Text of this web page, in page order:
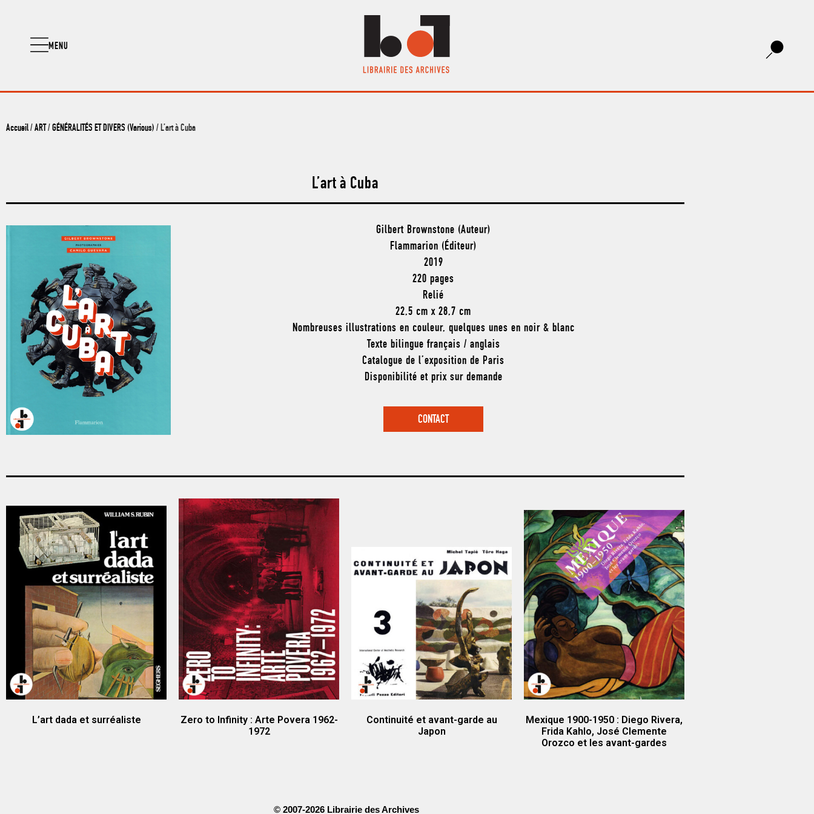
MENU
Accueil/ ART / GÉNÉRALITÉS ET DIVERS (Various) / L’art à Cuba
L’art à Cuba
Gilbert Brownstone (Auteur)
Flammarion (Éditeur)
2019
220 pages
Relié
22,5 cm x 28,7 cm
Nombreuses illustrations en couleur, quelques unes en noir & blanc
Texte bilingue français / anglais
Catalogue de l’exposition de Paris
Disponibilité et prix sur demande
CONTACT
L’art dada et surréaliste
Zero to Infinity : Arte Povera 1962-
1972
Continuité et avant-garde au
Japon
Mexique 1900-1950 : Diego Rivera,
Frida Kahlo, José Clemente
Orozco et les avant-gardes
© 2007-2026 Librairie des Archives